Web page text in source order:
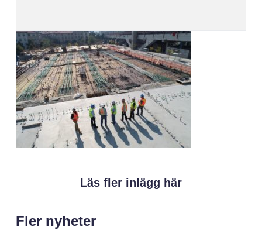
Läs fler inlägg här
Fler nyheter